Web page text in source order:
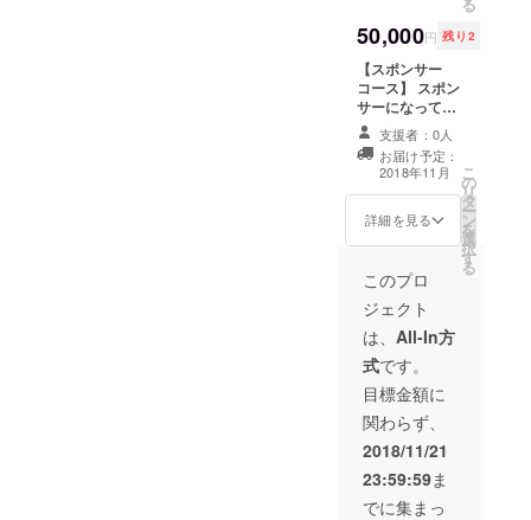
させていただき
ます。 ・送料込
みの価格です。
しい等、今回の
企画の責任者に
今後の要望を直
談判することが
できます ・学生
の場合、次回以
降の運営メン
バーへの加入希
望も検討します
り。） ・打ち上
げの会場は支援
せします ・飲食
費込。飲み物と
軽食を用意しま
す。持込大歓
迎！（簡単な調
理も可） ※注
意：フィロソ
フィーのダンス
さん側のメン
バーやスタッフ
の参加はありま
せん
50,000円 残り2
【スポンサー
コース】 スポン
サーになってく
れる団体・企業
様へ ・特典会で
パンフレットや
サンプルを配布
することができ
ます（審査あ
支援者：0人
お届け予定：
2018年11月
詳細を見る
こ
の
リ
タ
ー
ン
を
選
択
す
る
このプロ
ジェクト
は、 All-In方
式です。
目標金額に
関わらず、
2018/11/21
23:59:59ま
でに集まっ